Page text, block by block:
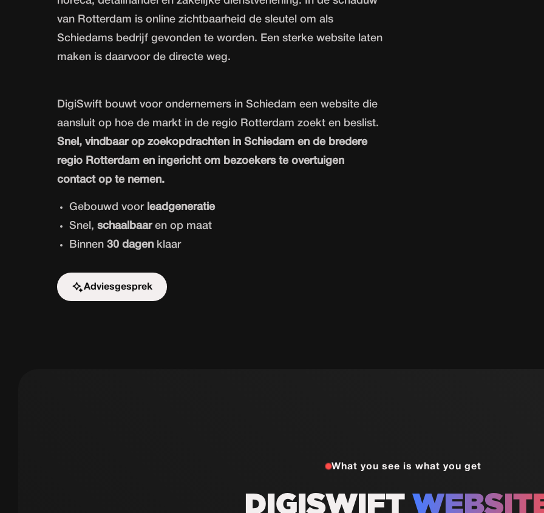
van Rotterdam is online zichtbaarheid de sleutel om als
Schiedams bedrijf gevonden te worden. Een sterkewebsite laten
maken is daarvoor de directe weg.
DigiSwift bouwt voor ondernemers in Schiedam een website die
aansluit op hoe de markt in de regio Rotterdam zoekt en beslist.
Snel, vindbaar op zoekopdrachten in Schiedam en de bredere
regio Rotterdam en ingericht om bezoekers te overtuigen
contact op te nemen.
Gebouwd voor leadgeneratie
Snel,schaalbaaren op maat
Binnen30 dagen klaar
Adviesgesprek
Start de uitdaging
What you see is what you get
DIGISWIFT